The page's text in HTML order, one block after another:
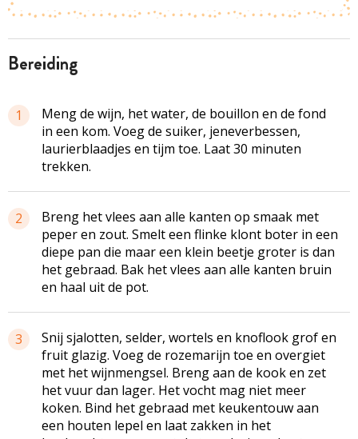
bereiding
1
Meng de wijn, het water, de bouillon en de fond
in een kom. Voeg de suiker, jeneverbessen,
laurierblaadjes en tijm toe. Laat 30 minuten
trekken.
2
Breng het vlees aan alle kanten op smaak met
peper en zout. Smelt een flinke klont boter in een
diepe pan die maar een klein beetje groter is dan
het gebraad. Bak het vlees aan alle kanten bruin
en haal uit de pot.
3
Snij sjalotten, selder, wortels en knoflook grof en
fruit glazig. Voeg de rozemarijn toe en overgiet
met het wijnmengsel. Breng aan de kook en zet
het vuur dan lager. Het vocht mag niet meer
koken. Bind het gebraad met keukentouw aan
een houten lepel en laat zakken in het